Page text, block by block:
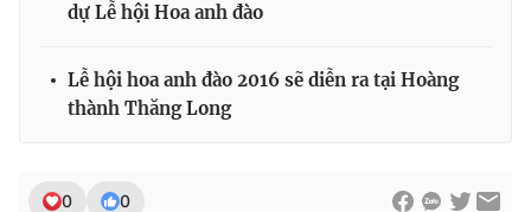
THỜI BÁO VTV
dự Lễ hội Hoa anh đào
Lễ hội hoa anh đào 2016 sẽ diễn ra tại Hoàng
thành Thăng Long
0 0